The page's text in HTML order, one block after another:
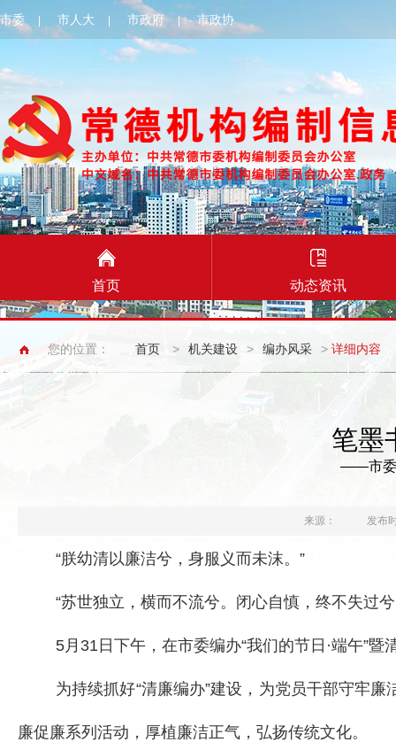
市委 市人大 市政府 | 市政协
首页 动态资讯
您的位置： 首页 > 机关建设 > 编办风采 > 详细内容
笔墨
——市委
来源： 发布
“朕幼清以廉洁兮，身服义而未沫。”
“苏世独立，横而不流兮。闭心自慎，终不失过兮
5月31日下午，在市委编办“我们的节日·端午”
为持续抓好“清廉编办”建设，为党员干部守牢
廉促廉系列活动，厚植廉洁正气，弘扬传统文化。